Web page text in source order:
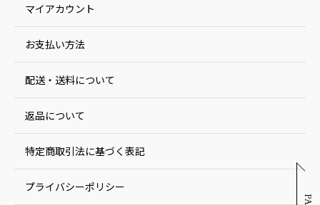
マイアカウント
お支払い方法
配送・送料について
返品について
特定商取引法に基づく表記
プライバシーポリシー